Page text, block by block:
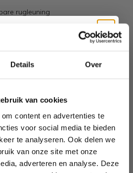
Details Over
van cookies
content en advertenties te
voor social media te bieden
te analyseren. Ook delen we
van onze site met onze
adverteren en analyse. Deze
rugleuning
montagemateriaal en instructies
hout
990993
4250525331479
107030301
ontvang
profiteer je van
tot wel 70%.